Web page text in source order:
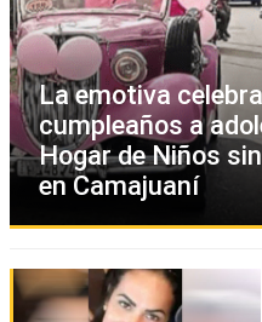
La emotiva
cumpleaños a
Hogar de Niños
en Camajuaní